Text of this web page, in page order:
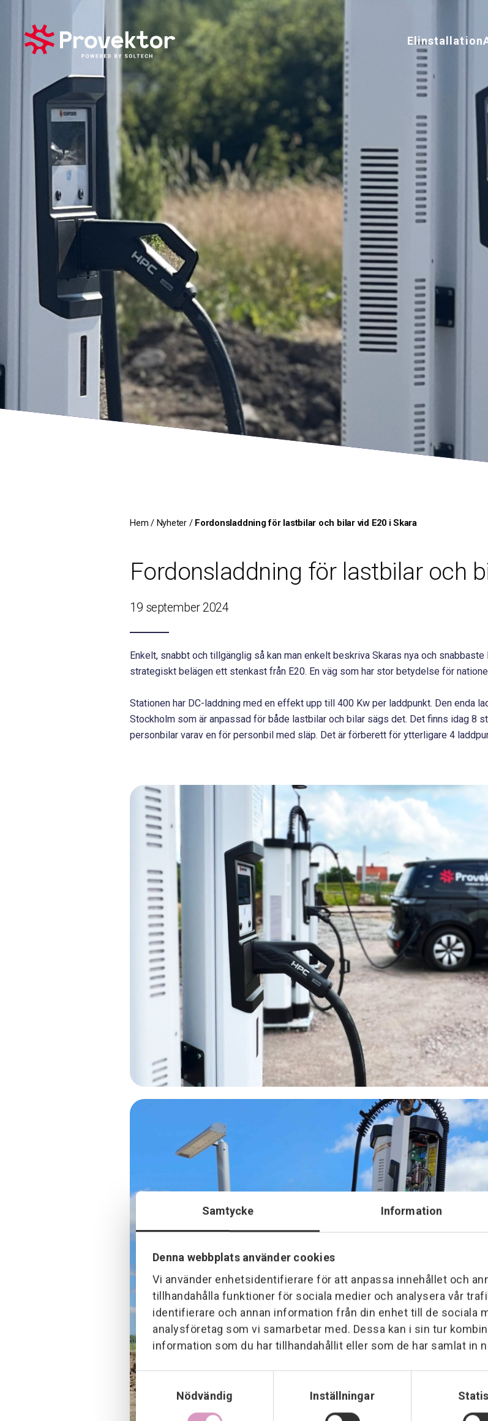
Samtycke Information
Denna webbplats använder cookies
Vi använder enhetsidentifierare för att anpassa innehållet och
tillhandahålla funktioner för sociala medier och analysera vår
identifierare och annan information från din enhet till de sociala
analysföretag som vi samarbetar med. Dessa kan i sin tur
information som du har tillhandahållit eller som de har samlat in
Samtyckesval
Nödvändig
Inställningar
Elinstallation
Hem / Nyheter/ Fordonsladdning för lastbilar och bilar vid E20 i Skara
Fordonsladdning för lastbilar och
19 september 2024
Enkelt, snabbt och tillgänglig så kan man enkelt beskriva Skaras nya och
strategiskt belägen ett stenkast från E20. En väg som har stor betydelse för
Stationen har DC-laddning med en effekt upp till 400 Kw per laddpunkt. Den enda
Stockholm som är anpassad för både lastbilar och bilar sägs det. Det finns idag 8
personbilar varav en för personbil med släp. Det är förberett för ytterligare 4